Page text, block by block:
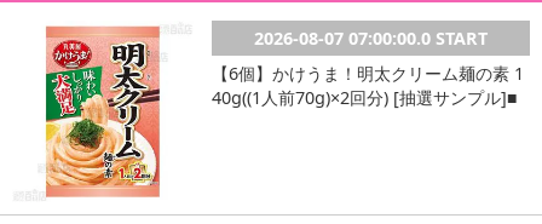
日が異なります。
※dショッピングサンプル百貨店よりお届けする商品は、ご利用いた
だいた後のご感想をいただくことを目的としており、転売等は固く
禁じます。
転売等、目的以外での利用が確認された場合は、サービス利用を停
止させていただきます。
2026-08-07 07:00:00.0 START
【6個】かけうま！明太クリーム麺の素 1
40g((1人前70g)×2回分) [抽選サンプル]■